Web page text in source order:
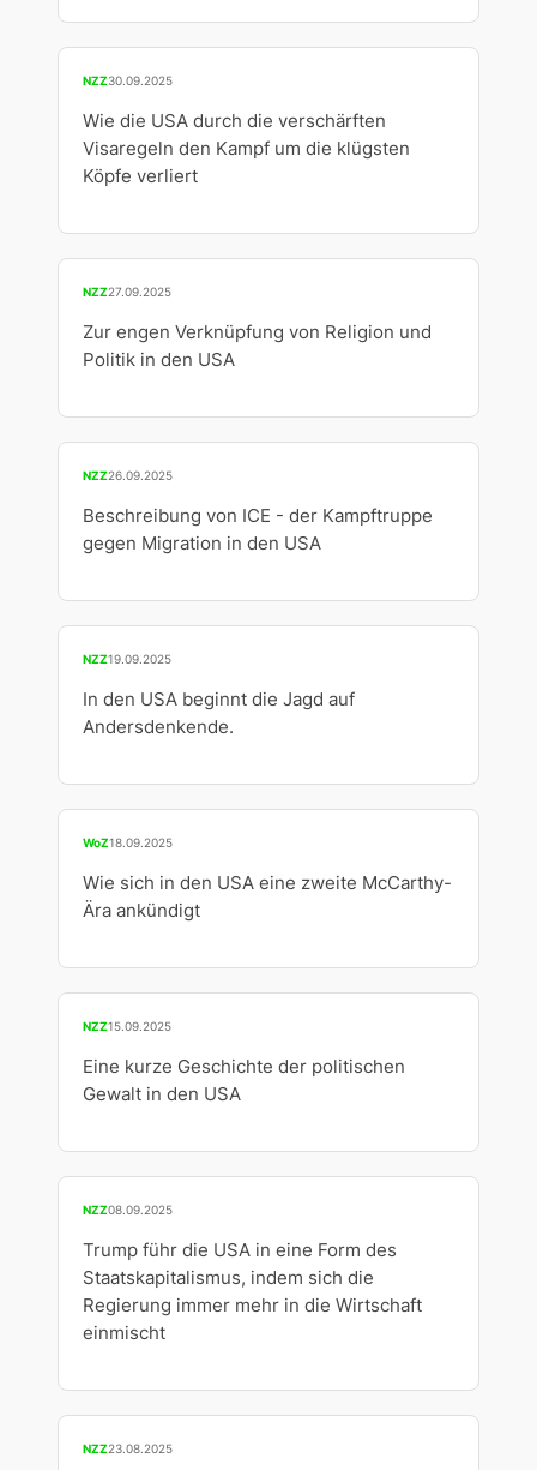
NZZ30.09.2025
Wie die USA durch die verschärften
Visaregeln den Kampf um die klügsten
Köpfe verliert
NZZ27.09.2025
Zur engen Verknüpfung von Religion und
Politik in den USA
NZZ26.09.2025
Beschreibung von ICE - der Kampftruppe
gegen Migration in den USA
NZZ19.09.2025
In den USA beginnt die Jagd auf
Andersdenkende.
WoZ18.09.2025
Wie sich in den USA eine zweite McCarthy-
Ära ankündigt
NZZ15.09.2025
Eine kurze Geschichte der politischen
Gewalt in den USA
NZZ08.09.2025
Trump führ die USA in eine Form des
Staatskapitalismus, indem sich die
Regierung immer mehr in die Wirtschaft
einmischt
NZZ23.08.2025